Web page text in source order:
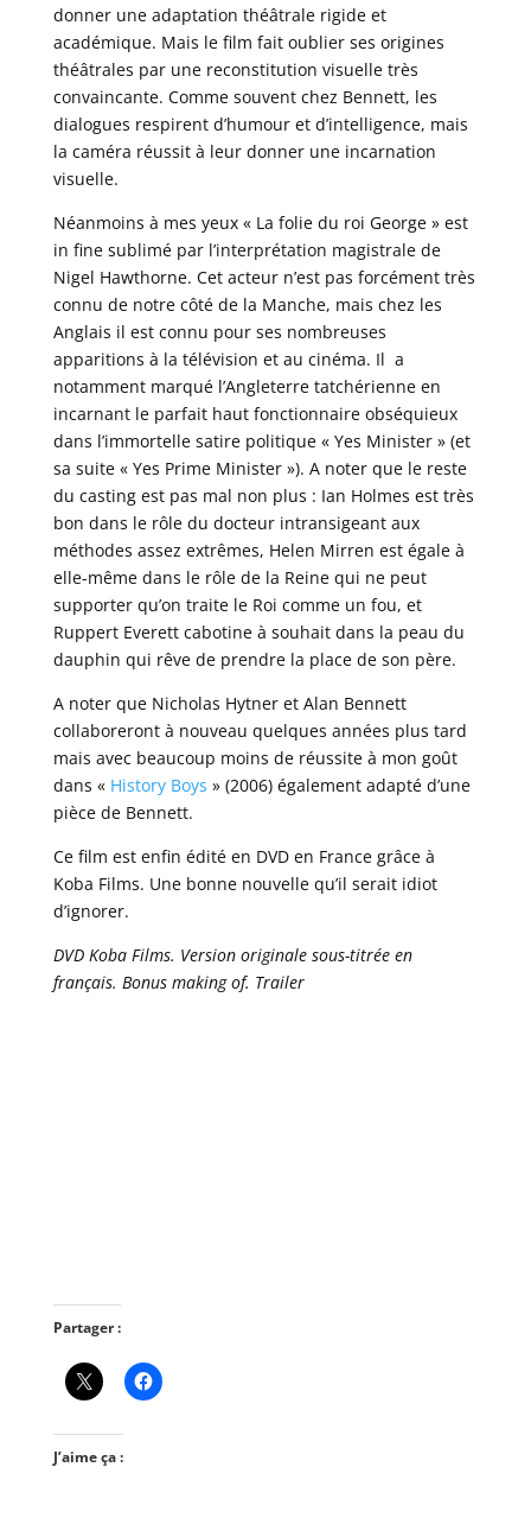
donner une adaptation théâtrale rigide et
académique. Mais le film fait oublier ses origines
théâtrales par une reconstitution visuelle très
convaincante. Comme souvent chez Bennett, les
dialogues respirent d’humour et d’intelligence, mais
la caméra réussit à leur donner une incarnation
visuelle.
Néanmoins à mes yeux « La folie du roi George » est
in fine sublimé par l’interprétation magistrale de
Nigel Hawthorne. Cet acteur n’est pas forcément très
connu de notre côté de la Manche, mais chez les
Anglais il est connu pour ses nombreuses
apparitions à la télévision et au cinéma. Il a
notamment marqué l’Angleterre tatchérienne en
incarnant le parfait haut fonctionnaire obséquieux
dans l’immortelle satire politique « Yes Minister » (et
sa suite « Yes Prime Minister »). A noter que le reste
du casting est pas mal non plus : Ian Holmes est très
bon dans le rôle du docteur intransigeant aux
méthodes assez extrêmes, Helen Mirren est égale à
elle-même dans le rôle de la Reine qui ne peut
supporter qu’on traite le Roi comme un fou, et
Ruppert Everett cabotine à souhait dans la peau du
dauphin qui rêve de prendre la place de son père.
A noter que Nicholas Hytner et Alan Bennett
collaboreront à nouveau quelques années plus tard
mais avec beaucoup moins de réussite à mon goût
dans « History Boys » (2006) également adapté d’une
pièce de Bennett.
Ce film est enfin édité en DVD en France grâce à
Koba Films. Une bonne nouvelle qu’il serait idiot
d’ignorer.
DVD Koba Films. Version originale sous-titrée en
français. Bonus making of. Trailer
Partager :
J’aime ça :